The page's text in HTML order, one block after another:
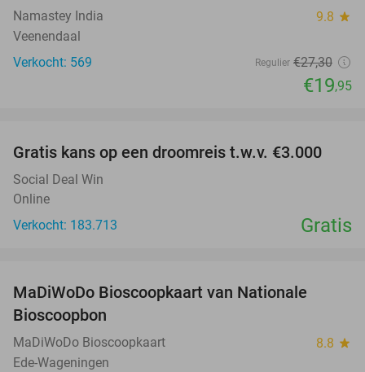
Namastey India 9.8 star
Veenendaal
Verkocht: 569
Regulier €27,30
€19,95
Gratis kans op een droomreis t.w.v. €3.000
Social Deal Win
Online
Verkocht: 183.713
Gratis
MaDiWoDo Bioscoopkaart van Nationale
Bioscoopbon
MaDiWoDo Bioscoopkaart 8.8 star
Ede-Wageningen